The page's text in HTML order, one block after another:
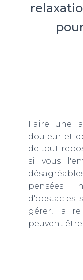
Faire une
douleur et
de tout
si vous
pensées
d'obstacles
gérer, la
peuvent être